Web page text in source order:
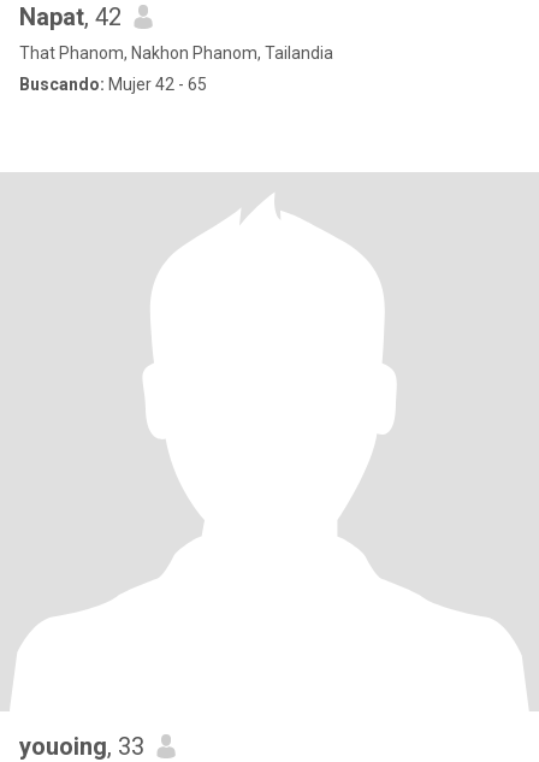
Napat, 42
That Phanom, Nakhon Phanom, Tailandia
Buscando: Mujer 42 - 65
youoing, 33